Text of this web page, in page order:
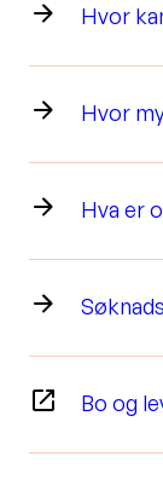
Hvor
Hvor
Hva er
Bo og